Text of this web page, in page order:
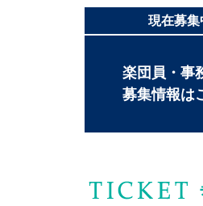
現在募集
楽団員・事
募集情報は